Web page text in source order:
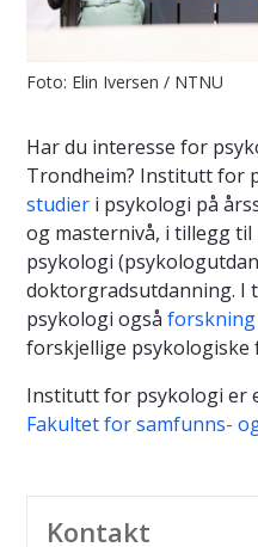
Foto: Elin Iversen / NTNU
Har du interesse for
Trondheim? Institutt for
studier i psykologi på
og masternivå, i tillegg
psykologi
doktorgradsutdanning.
psykologi også forskning
forskjellige psykologiske
Institutt for psykologi er
Fakultet for samfunns-
Kontakt